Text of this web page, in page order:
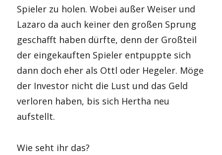
Spieler zu holen. Wobei außer Weiser und
Lazaro da auch keiner den großen Sprung
geschafft haben dürfte, denn der Großteil
der eingekauften Spieler entpuppte sich
dann doch eher als Ottl oder Hegeler. Möge
der Investor nicht die Lust und das Geld
verloren haben, bis sich Hertha neu
aufstellt.
Wie seht ihr das?